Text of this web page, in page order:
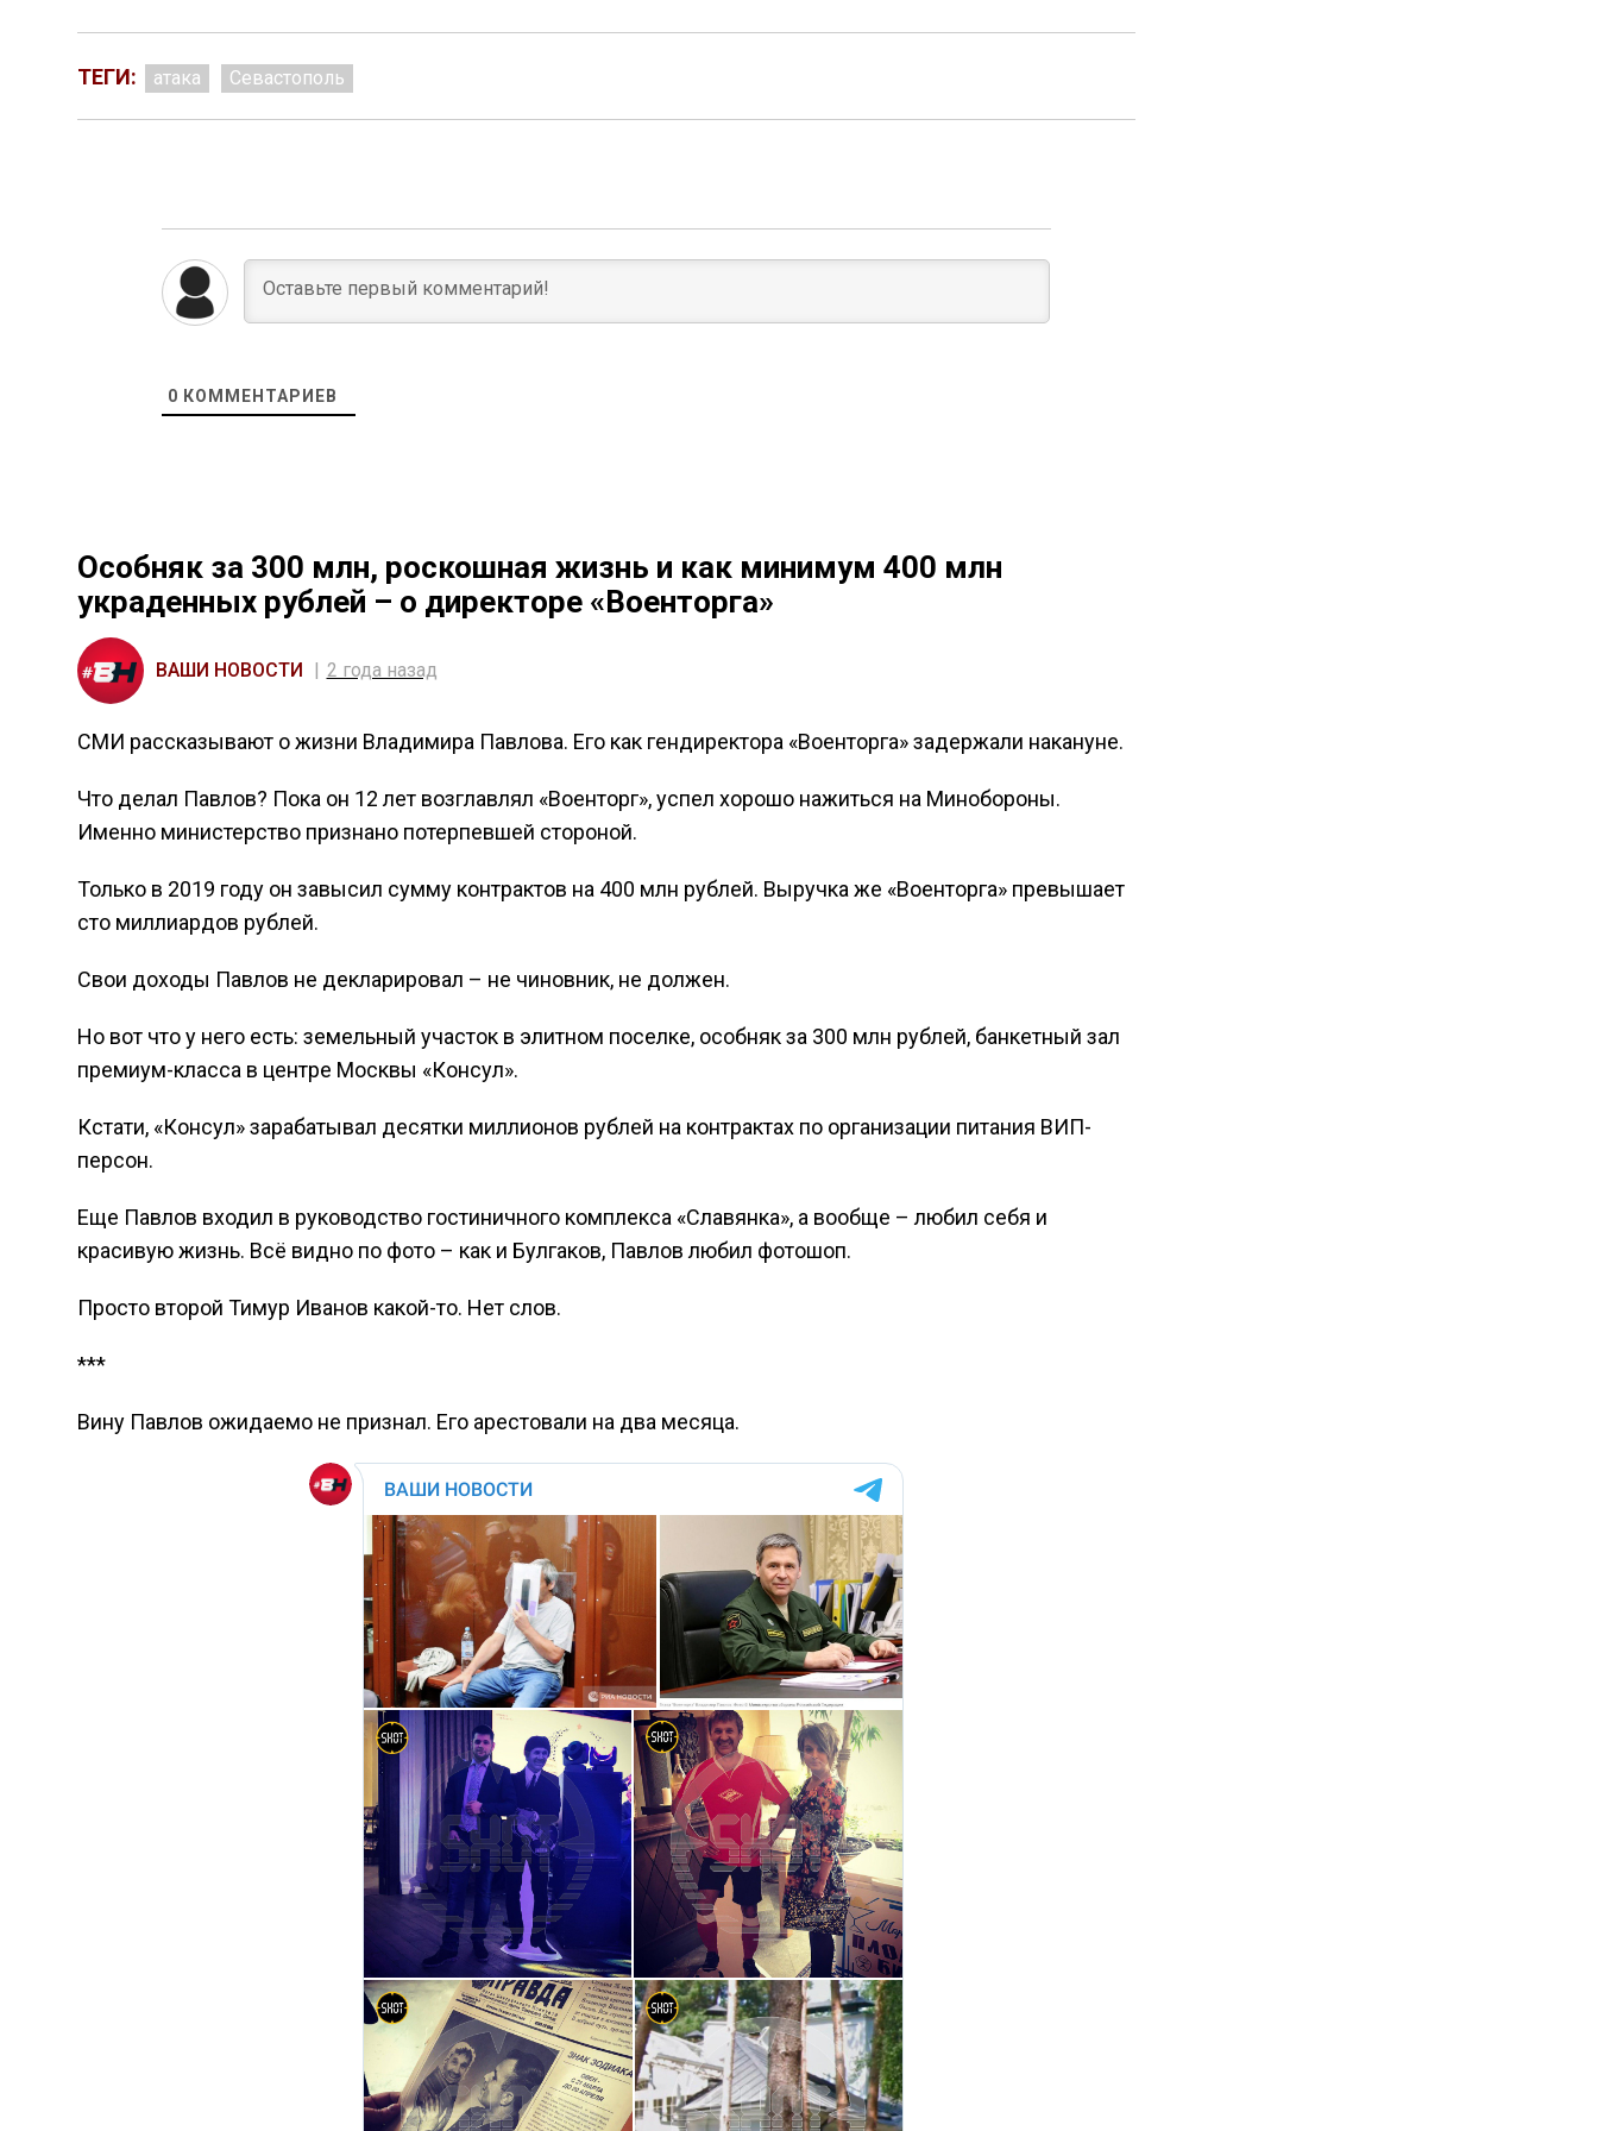
ТЕГИ: атака Севастополь
0 КОММЕНТАРИЕВ
Особняк за 300 млн, роскошная жизнь и как минимум 400 млн
украденных рублей – о директоре «Военторга»
ВАШИ НОВОСТИ 2 года назад
СМИ рассказывают о жизни Владимира Павлова. Его как гендиректора «Военторга» задержали накануне.
Что делал Павлов? Пока он 12 лет возглавлял «Военторг», успел хорошо нажиться на Минобороны.
Именно министерство признано потерпевшей стороной.
Только в 2019 году он завысил сумму контрактов на 400 млн рублей. Выручка же «Военторга» превышает
сто миллиардов рублей.
Свои доходы Павлов не декларировал – не чиновник, не должен.
Но вот что у него есть: земельный участок в элитном поселке, особняк за 300 млн рублей, банкетный зал
премиум-класса в центре Москвы «Консул».
Кстати, «Консул» зарабатывал десятки миллионов рублей на контрактах по организации питания ВИП-
персон.
Еще Павлов входил в руководство гостиничного комплекса «Славянка», а вообще – любил себя и
красивую жизнь. Всё видно по фото – как и Булгаков, Павлов любил фотошоп.
Просто второй Тимур Иванов какой-то. Нет слов.
***
Вину Павлов ожидаемо не признал. Его арестовали на два месяца.